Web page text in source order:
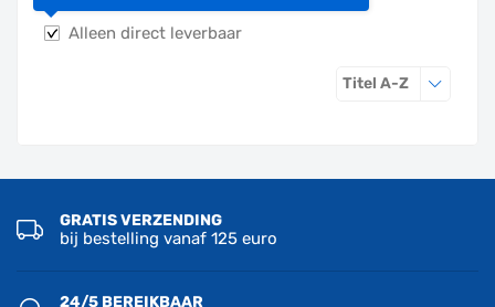
Alleen direct leverbaar
Titel A-ZSorteren op
GRATIS VERZENDING
bij bestelling vanaf 125 euro
24/5 BEREIKBAAR